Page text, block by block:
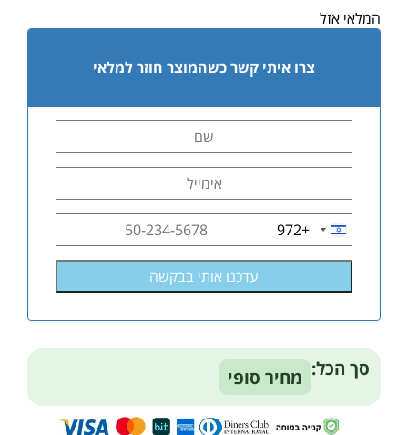
המלאי אזל
צרו איתי קשר כשהמוצר חוזר למלאי
Israel
+972
סך הכל: מחיר סופי